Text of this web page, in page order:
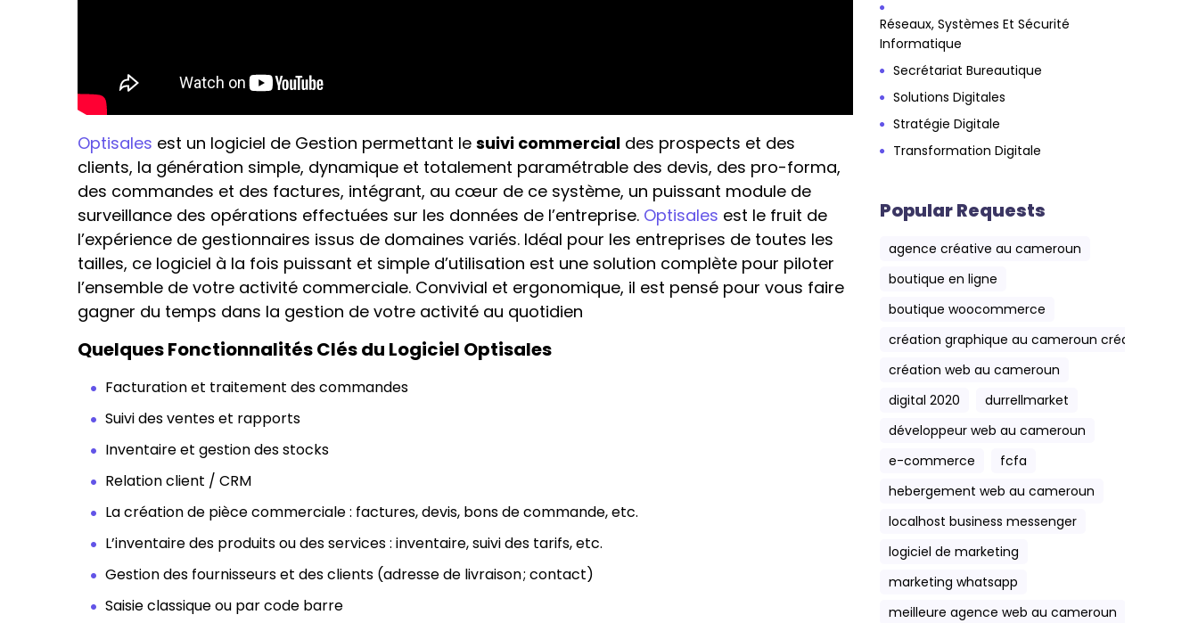
Optisales est un logiciel de Gestion permettant le suivi commercial des prospects et des
clients, la génération simple, dynamique et totalement paramétrable des devis, des pro-forma,
des commandes et des factures, intégrant, au cœur de ce système, un puissant module de
surveillance des opérations effectuées sur les données de l’entreprise. Optisales est le fruit de
l’expérience de gestionnaires issus de domaines variés. Idéal pour les entreprises de toutes les
tailles, ce logiciel à la fois puissant et simple d’utilisation est une solution complète pour piloter
l’ensemble de votre activité commerciale. Convivial et ergonomique, il est pensé pour vous faire
gagner du temps dans la gestion de votre activité au quotidien
Quelques Fonctionnalités Clés du Logiciel Optisales
Facturation et traitement des commandes
Suivi des ventes et rapports
Inventaire et gestion des stocks
Relation client / CRM
La création de pièce commerciale : factures, devis, bons de commande, etc.
L’inventaire des produits ou des services : inventaire, suivi des tarifs, etc.
Gestion des fournisseurs et des clients (adresse de livraison ; contact)
Saisie classique ou par code barre
Réseaux, Systèmes Et Sécurité
Informatique
Secrétariat Bureautique
Solutions Digitales
Stratégie Digitale
Transformation Digitale
Popular Requests
agence créative au cameroun
boutique en ligne
boutique woocommerce
création graphique au cameroun création web
création web au cameroun
digital 2020
durrellmarket
développeur web au cameroun
e-commerce
fcfa
hebergement web au cameroun
localhost business messenger
logiciel de marketing
marketing whatsapp
meilleure agence web au cameroun